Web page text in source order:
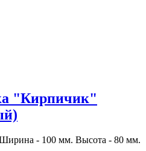
"Кирпичик"
- 100 мм. Высота - 80 мм.